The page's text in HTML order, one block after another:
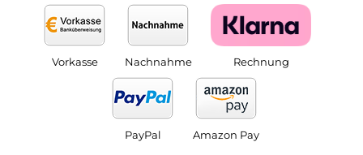
Vorkasse Nachnahme Rechnung
PayPal Amazon Pay